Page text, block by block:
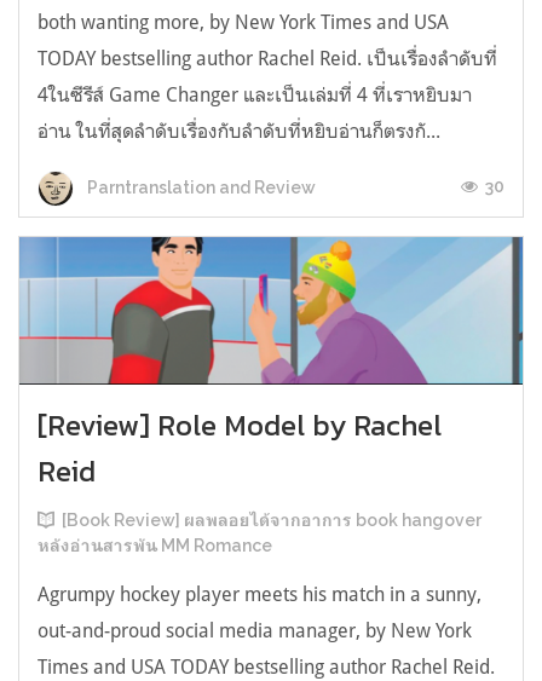
both wanting more, by New York Times and USA
TODAY bestselling author Rachel Reid. เป็นเรื่องลำดับที่
4ในซีรีส์ Game Changer และเป็นเล่มที่ 4 ที่เราหยิบมา
อ่าน ในที่สุดลำดับเรื่องกับลำดับที่หยิบอ่านก็ตรงกั...
Parntranslation and Review 30
[Review] Role Model by Rachel
Reid
[Book Review] ผลพลอยได้จากอาการ book hangover
หลังอ่านสารพัน MM Romance
Agrumpy hockey player meets his match in a sunny,
out-and-proud social media manager, by New York
Times and USA TODAY bestselling author Rachel Reid.